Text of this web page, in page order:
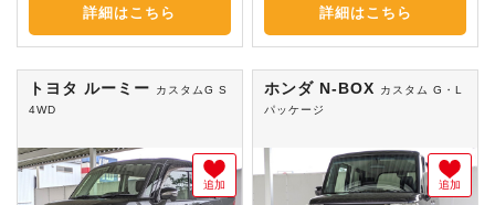
詳細はこちら 詳細はこちら
トヨタ ルーミー
カスタムG S
4WD
追加
ホンダ N-BOX
カスタム G・L
パッケージ
追加